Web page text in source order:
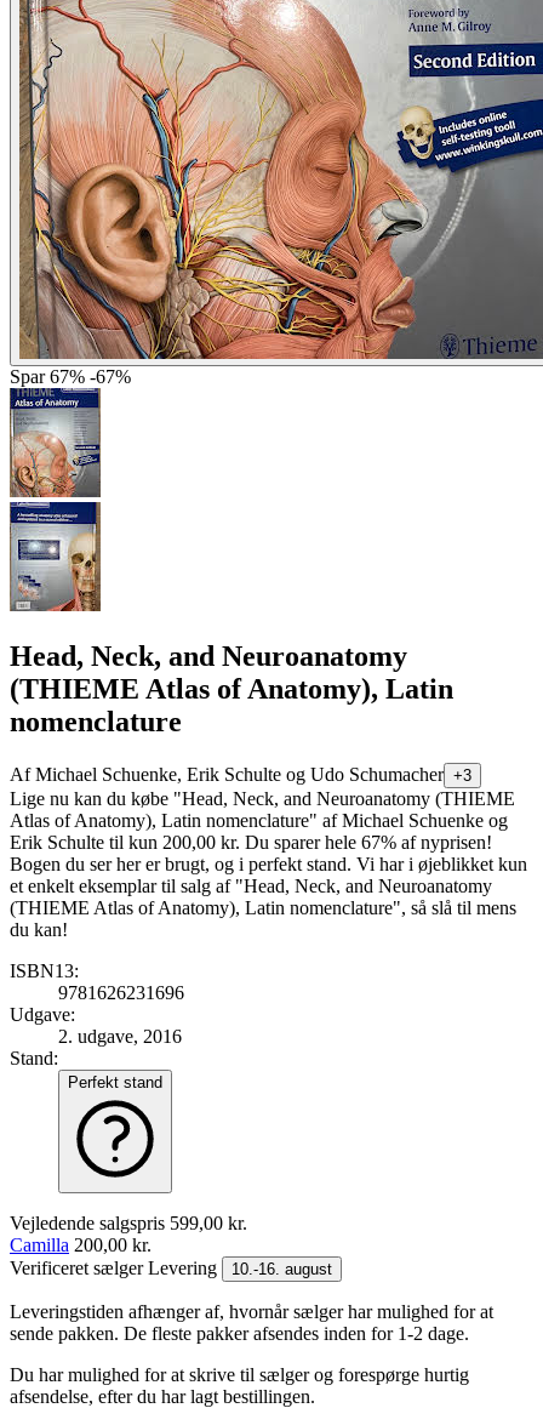
Spar 67% -67%
Head, Neck, and Neuroanatomy
(THIEME Atlas of Anatomy), Latin
nomenclature
AfMichael Schuenke, Erik Schulte og Udo Schumacher +3
Lige nu kan du købe "Head, Neck, and Neuroanatomy (THIEME
Atlas of Anatomy), Latin nomenclature" af Michael Schuenke og
Erik Schulte til kun 200,00 kr. Du sparer hele 67% af nyprisen!
Bogen du ser her er brugt, og i perfekt stand. Vi har i øjeblikket kun
et enkelt eksemplar til salg af "Head, Neck, and Neuroanatomy
(THIEME Atlas of Anatomy), Latin nomenclature", så slå til mens
du kan!
ISBN13:
9781626231696
Udgave:
2. udgave, 2016
Stand:
Perfekt stand
Vejledende salgspris 599,00 kr.
Camilla 200,00 kr.
Verificeret sælgerLevering 10.-16. august
Leveringstiden afhænger af, hvornår sælger har mulighed for at
sende pakken. De fleste pakker afsendes inden for 1-2 dage.
Du har mulighed for at skrive til sælger og forespørge hurtig
afsendelse, efter du har lagt bestillingen.